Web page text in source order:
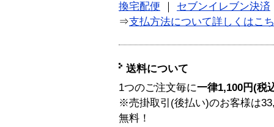
換宅配便
セブンイレブン決済
⇒支払方法について詳しくはこ
送料について
1つのご注文毎に一律1,100円(税
※売掛取引(後払い)のお客様は
無料！